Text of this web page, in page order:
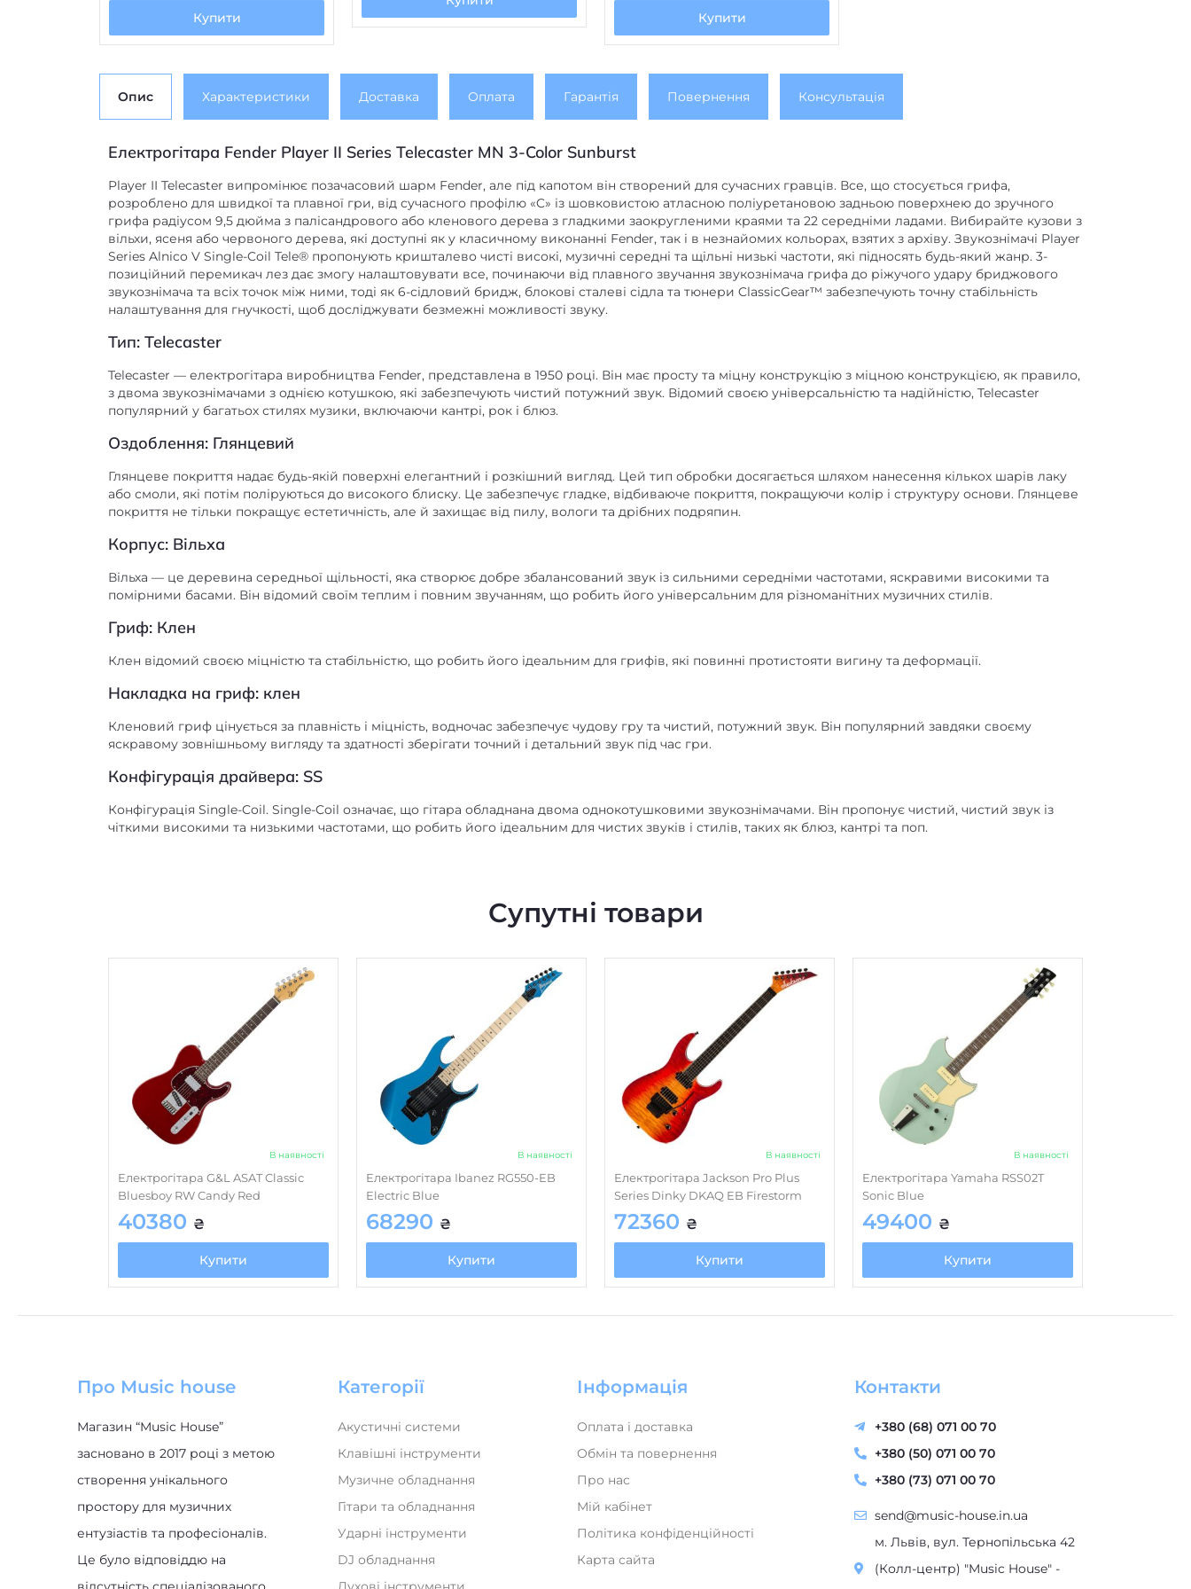
Купити Купити
Опис Характеристики Доставка Оплата Гарантія Повернення Консультація
Електрогітара Fender Player II Series Telecaster MN 3-Color Sunburst
Player II Telecaster випромінює позачасовий шарм Fender, але під капотом він створений для сучасних гравців. Все, що стосується грифа,
розроблено для швидкої та плавної гри, від сучасного профілю «C» із шовковистою атласною поліуретановою задньою поверхнею до зручного
грифа радіусом 9,5 дюйма з палісандрового або кленового дерева з гладкими заокругленими краями та 22 середніми ладами. Вибирайте кузови з
вільхи, ясеня або червоного дерева, які доступні як у класичному виконанні Fender, так і в незнайомих кольорах, взятих з архіву. Звукознімачі Player
Series Alnico V Single-Coil Tele® пропонують кришталево чисті високі, музичні середні та щільні низькі частоти, які підносять будь-який жанр. 3-
позиційний перемикач лез дає змогу налаштовувати все, починаючи від плавного звучання звукознімача грифа до ріжучого удару бриджового
звукознімача та всіх точок між ними, тоді як 6-сідловий бридж, блокові сталеві сідла та тюнери ClassicGear™ забезпечують точну стабільність
налаштування для гнучкості, щоб досліджувати безмежні можливості звуку.
Тип: Telecaster
Telecaster — електрогітара виробництва Fender, представлена ​​в 1950 році. Він має просту та міцну конструкцію з міцною конструкцією, як правило,
з двома звукознімачами з однією котушкою, які забезпечують чистий потужний звук. Відомий своєю універсальністю та надійністю, Telecaster
популярний у багатьох стилях музики, включаючи кантрі, рок і блюз.
Оздоблення: Глянцевий
Глянцеве покриття надає будь-якій поверхні елегантний і розкішний вигляд. Цей тип обробки досягається шляхом нанесення кількох шарів лаку
або смоли, які потім поліруються до високого блиску. Це забезпечує гладке, відбиваюче покриття, покращуючи колір і структуру основи. Глянцеве
покриття не тільки покращує естетичність, але й захищає від пилу, вологи та дрібних подряпин.
Корпус: Вільха
Вільха — це деревина середньої щільності, яка створює добре збалансований звук із сильними середніми частотами, яскравими високими та
помірними басами. Він відомий своїм теплим і повним звучанням, що робить його універсальним для різноманітних музичних стилів.
Гриф: Клен
Клен відомий своєю міцністю та стабільністю, що робить його ідеальним для грифів, які повинні протистояти вигину та деформації.
Накладка на гриф: клен
Кленовий гриф цінується за плавність і міцність, водночас забезпечує чудову гру та чистий, потужний звук. Він популярний завдяки своєму
яскравому зовнішньому вигляду та здатності зберігати точний і детальний звук під час гри.
Конфігурація драйвера: SS
Конфігурація Single-Coil. Single-Coil означає, що гітара обладнана двома однокотушковими звукознімачами. Він пропонує чистий, чистий звук із
чіткими високими та низькими частотами, що робить його ідеальним для чистих звуків і стилів, таких як блюз, кантрі та поп.
Супутні товари
В наявності
Електрогітара G&L ASAT Classic
Bluesboy RW Candy Red
40380 ₴
Купити
В наявності
Електрогітара Ibanez RG550-EB
Electric Blue
68290 ₴
Купити
В наявності
Електрогітара Jackson Pro Plus
Series Dinky DKAQ EB Firestorm
72360 ₴
Купити
В наявності
Електрогітара Yamaha RSS02T
Sonic Blue
49400 ₴
Купити
Про Music house
Магазин “Music House”
засновано в 2017 році з метою
створення унікального
простору для музичних
ентузіастів та професіоналів.
Це було відповіддю на
Категорії
Акустичні системи
Клавішні інструменти
Музичне обладнання
Гітари та обладнання
Ударні інструменти
DJ обладнання
Інформація
Оплата і доставка
Обмін та повернення
Про нас
Мій кабінет
Політика конфіденційності
Карта сайта
Контакти
+380 (68) 071 00 70
+380 (50) 071 00 70
+380 (73) 071 00 70
send@music-house.in.ua
м. Львів, вул. Тернопільська 42
(Колл-центр) "Music House" -